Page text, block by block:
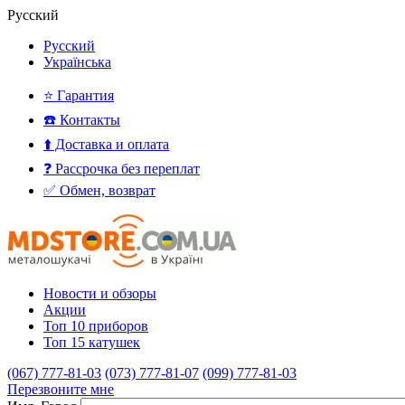
Русский
Русский
Українська
⭐ Гарантия
☎️ Контакты
⬆️ Доставка и оплата
❓ Рассрочка без переплат
✅ Обмен, возврат
Новости и обзоры
Акции
Топ 10 приборов
Топ 15 катушек
(067) 777-81-03 (073) 777-81-07 (099) 777-81-03
Перезвоните мне